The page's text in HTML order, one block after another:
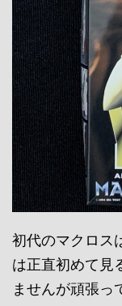
初代のマクロス
は正直初めて見
ませんが頑張っ